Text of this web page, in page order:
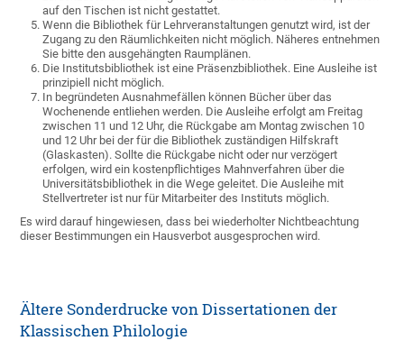
auf den Tischen ist nicht gestattet.
Wenn die Bibliothek für Lehrveranstaltungen genutzt wird, ist der
Zugang zu den Räumlichkeiten nicht möglich. Näheres entnehmen
Sie bitte den ausgehängten Raumplänen.
Die Institutsbibliothek ist eine Präsenzbibliothek. Eine Ausleihe ist
prinzipiell nicht möglich.
In begründeten Ausnahmefällen können Bücher über das
Wochenende entliehen werden. Die Ausleihe erfolgt am Freitag
zwischen 11 und 12 Uhr, die Rückgabe am Montag zwischen 10
und 12 Uhr bei der für die Bibliothek zuständigen Hilfskraft
(Glaskasten). Sollte die Rückgabe nicht oder nur verzögert
erfolgen, wird ein kostenpflichtiges Mahnverfahren über die
Universitätsbibliothek in die Wege geleitet. Die Ausleihe mit
Stellvertreter ist nur für Mitarbeiter des Instituts möglich.
Es wird darauf hingewiesen, dass bei wiederholter Nichtbeachtung
dieser Bestimmungen ein Hausverbot ausgesprochen wird.
Ältere Sonderdrucke von Dissertationen der
Klassischen Philologie